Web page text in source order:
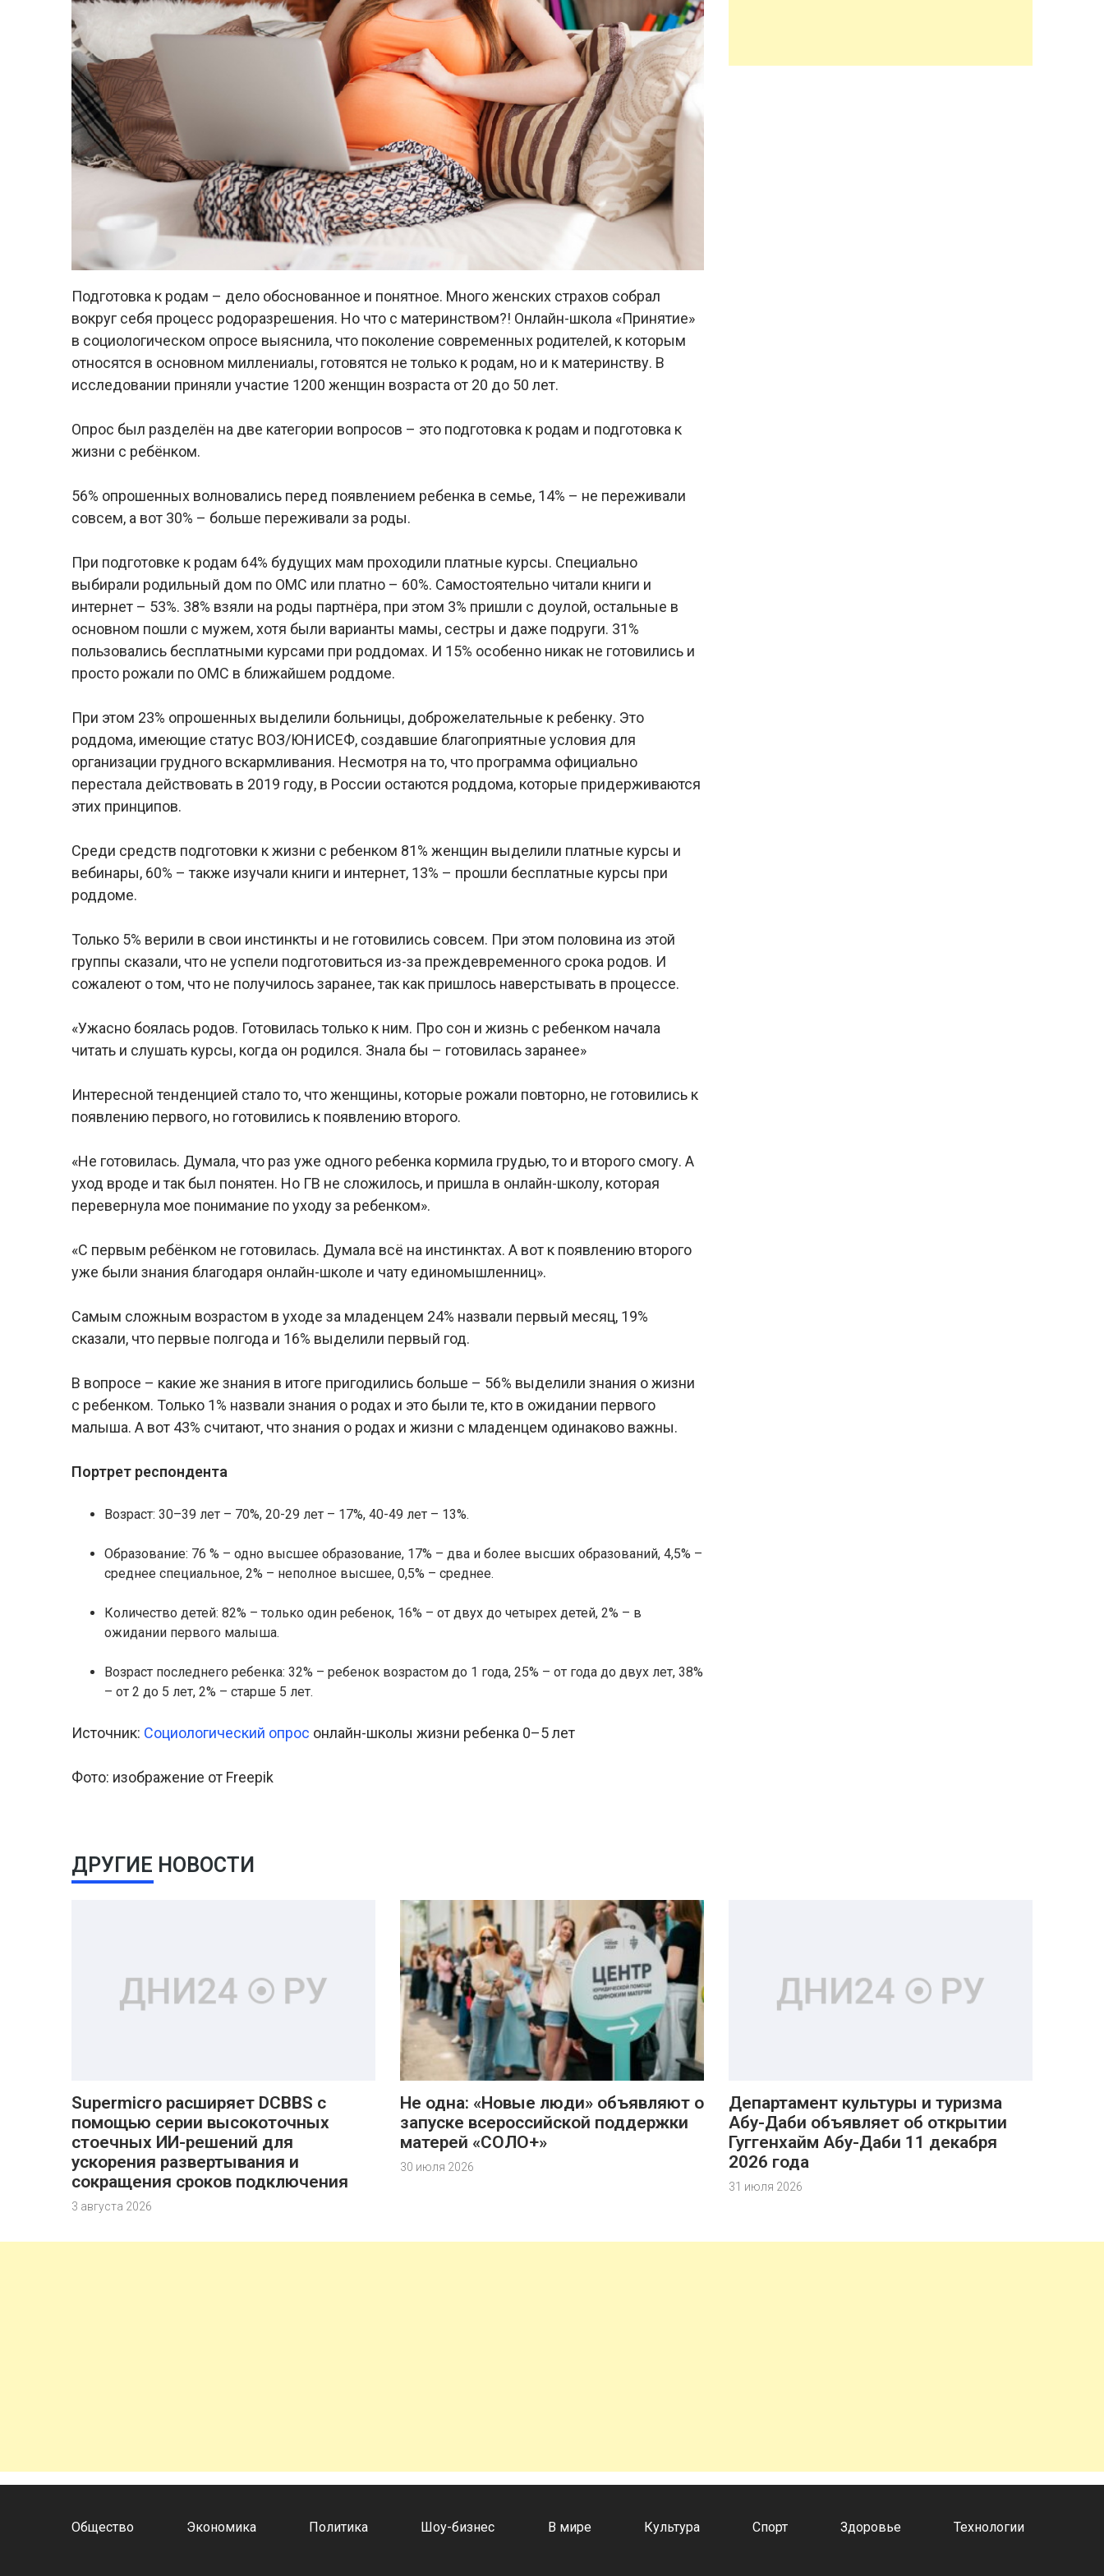
Подготовка к родам – дело обоснованное и понятное. Много женских страхов собрал
вокруг себя процесс родоразрешения. Но что с материнством?! Онлайн-школа «Принятие»
в социологическом опросе выяснила, что поколение современных родителей, к которым
относятся в основном миллениалы, готовятся не только к родам, но и к материнству. В
исследовании приняли участие 1200 женщин возраста от 20 до 50 лет.
Опрос был разделён на две категории вопросов – это подготовка к родам и подготовка к
жизни с ребёнком.
56% опрошенных волновались перед появлением ребенка в семье, 14% – не переживали
совсем, а вот 30% – больше переживали за роды.
При подготовке к родам 64% будущих мам проходили платные курсы. Специально
выбирали родильный дом по ОМС или платно – 60%. Самостоятельно читали книги и
интернет – 53%. 38% взяли на роды партнёра, при этом 3% пришли с доулой, остальные в
основном пошли с мужем, хотя были варианты мамы, сестры и даже подруги. 31%
пользовались бесплатными курсами при роддомах. И 15% особенно никак не готовились и
просто рожали по ОМС в ближайшем роддоме.
При этом 23% опрошенных выделили больницы, доброжелательные к ребенку. Это
роддома, имеющие статус ВОЗ/ЮНИСЕФ, создавшие благоприятные условия для
организации грудного вскармливания. Несмотря на то, что программа официально
перестала действовать в 2019 году, в России остаются роддома, которые придерживаются
этих принципов.
Среди средств подготовки к жизни с ребенком 81% женщин выделили платные курсы и
вебинары, 60% – также изучали книги и интернет, 13% – прошли бесплатные курсы при
роддоме.
Только 5% верили в свои инстинкты и не готовились совсем. При этом половина из этой
группы сказали, что не успели подготовиться из-за преждевременного срока родов. И
сожалеют о том, что не получилось заранее, так как пришлось наверстывать в процессе.
«Ужасно боялась родов. Готовилась только к ним. Про сон и жизнь с ребенком начала
читать и слушать курсы, когда он родился. Знала бы – готовилась заранее»
Интересной тенденцией стало то, что женщины, которые рожали повторно, не готовились к
появлению первого, но готовились к появлению второго.
«Не готовилась. Думала, что раз уже одного ребенка кормила грудью, то и второго смогу. А
уход вроде и так был понятен. Но ГВ не сложилось, и пришла в онлайн-школу, которая
перевернула мое понимание по уходу за ребенком».
«С первым ребёнком не готовилась. Думала всё на инстинктах. А вот к появлению второго
уже были знания благодаря онлайн-школе и чату единомышленниц».
Самым сложным возрастом в уходе за младенцем 24% назвали первый месяц, 19%
сказали, что первые полгода и 16% выделили первый год.
В вопросе – какие же знания в итоге пригодились больше – 56% выделили знания о жизни
с ребенком. Только 1% назвали знания о родах и это были те, кто в ожидании первого
малыша. А вот 43% считают, что знания о родах и жизни с младенцем одинаково важны.
Портрет респондента
Возраст: 30–39 лет – 70%, 20-29 лет – 17%, 40-49 лет – 13%.
Образование: 76 % – одно высшее образование, 17% – два и более высших образований, 4,5% –
среднее специальное, 2% – неполное высшее, 0,5% – среднее.
Количество детей: 82% – только один ребенок, 16% – от двух до четырех детей, 2% – в
ожидании первого малыша.
Возраст последнего ребенка: 32% – ребенок возрастом до 1 года, 25% – от года до двух лет, 38%
– от 2 до 5 лет, 2% – старше 5 лет.
Источник: Социологический опрос онлайн-школы жизни ребенка 0–5 лет
Фото: изображение от Freepik
ДРУГИЕ НОВОСТИ
Supermicro расширяет DCBBS с
помощью серии высокоточных
стоечных ИИ-решений для
ускорения развертывания и
сокращения сроков подключения
3 августа 2026
Не одна: «Новые люди» объявляют о
запуске всероссийской поддержки
матерей «СОЛО+»
30 июля 2026
Департамент культуры и туризма
Абу-Даби объявляет об открытии
Гуггенхайм Абу-Даби 11 декабря
2026 года
31 июля 2026
Общество Экономика Политика Шоу-бизнес В мире Культура Спорт Здоровье Технологии